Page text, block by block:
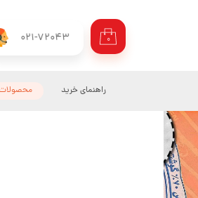
021-72043 ۰
راهنمای خرید